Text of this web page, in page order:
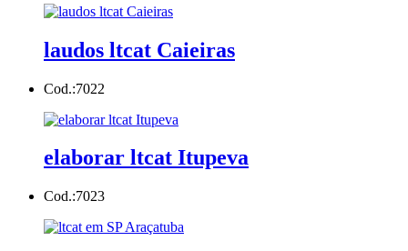
laudos ltcat Caieiras
Cod.:7022
elaborar ltcat Itupeva
Cod.:7023